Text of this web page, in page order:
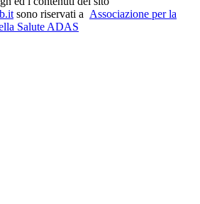
sono riservati a Associazione per la
Salute ADAS